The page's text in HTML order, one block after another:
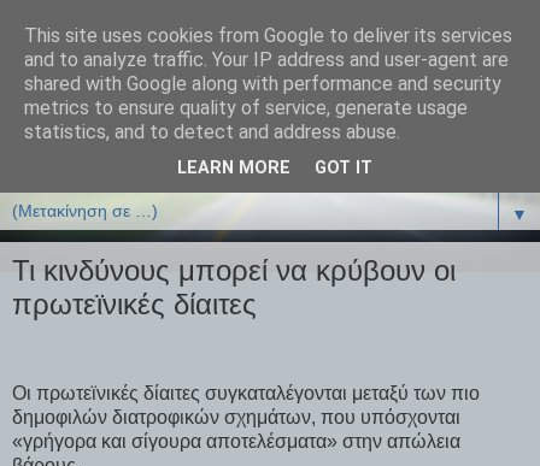
ΒΙΟΛΟΓΙΑonline.gr
Online Μαθήματα Βιολογίας
▼
Τι κινδύνους μπορεί να κρύβουν οι
πρωτεϊνικές δίαιτες
Οι πρωτεϊνικές δίαιτες συγκαταλέγονται μεταξύ των πιο
δημοφιλών διατροφικών σχημάτων, που υπόσχονται
«γρήγορα και σίγουρα αποτελέσματα» στην απώλεια
This site uses cookies from Google to deliver its services
and to analyze traffic. Your IP address and user-agent are
shared with Google along with performance and security
metrics to ensure quality of service, generate usage
statistics, and to detect and address abuse.
LEARN MORE GOT IT